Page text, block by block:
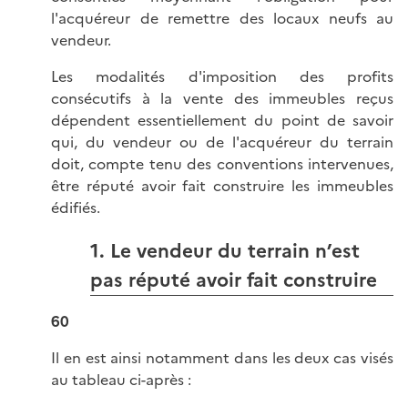
l'acquéreur de remettre des locaux neufs au
vendeur.
Les modalités d'imposition des profits
consécutifs à la vente des immeubles reçus
dépendent essentiellement du point de savoir
qui, du vendeur ou de l'acquéreur du terrain
doit, compte tenu des conventions intervenues,
être réputé avoir fait construire les immeubles
édifiés.
1. Le vendeur du terrain n’est
pas réputé avoir fait construire
60
Il en est ainsi notamment dans les deux cas visés
au tableau ci-après :